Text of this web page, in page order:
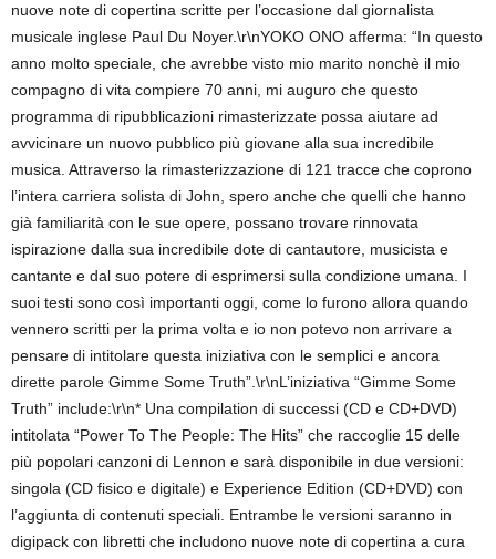
nuove note di copertina scritte per l’occasione dal giornalista
musicale inglese Paul Du Noyer.\r\nYOKO ONO afferma: “In questo
anno molto speciale, che avrebbe visto mio marito nonchè il mio
compagno di vita compiere 70 anni, mi auguro che questo
programma di ripubblicazioni rimasterizzate possa aiutare ad
avvicinare un nuovo pubblico più giovane alla sua incredibile
musica. Attraverso la rimasterizzazione di 121 tracce che coprono
l’intera carriera solista di John, spero anche che quelli che hanno
già familiarità con le sue opere, possano trovare rinnovata
ispirazione dalla sua incredibile dote di cantautore, musicista e
cantante e dal suo potere di esprimersi sulla condizione umana. I
suoi testi sono così importanti oggi, come lo furono allora quando
vennero scritti per la prima volta e io non potevo non arrivare a
pensare di intitolare questa iniziativa con le semplici e ancora
dirette parole Gimme Some Truth”.\r\nL’iniziativa “Gimme Some
Truth” include:\r\n* Una compilation di successi (CD e CD+DVD)
intitolata “Power To The People: The Hits” che raccoglie 15 delle
più popolari canzoni di Lennon e sarà disponibile in due versioni:
singola (CD fisico e digitale) e Experience Edition (CD+DVD) con
l’aggiunta di contenuti speciali. Entrambe le versioni saranno in
digipack con libretti che includono nuove note di copertina a cura